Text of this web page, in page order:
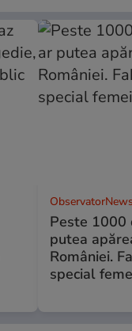
Peste 1000
putea
României.
special